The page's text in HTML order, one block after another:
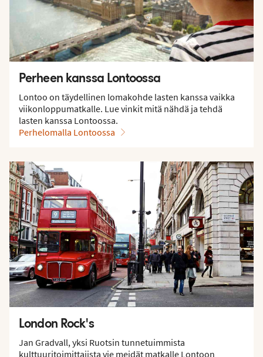
Perheen kanssa Lontoossa
Lontoo on täydellinen lomakohde lasten kanssa vaikka
viikonloppumatkalle. Lue vinkit mitä nähdä ja tehdä
lasten kanssa Lontoossa.
Perhelomalla Lontoossa
London Rock's
Jan Gradvall, yksi Ruotsin tunnetuimmista
kulttuuritoimittajista vie meidät matkalle Lontoon